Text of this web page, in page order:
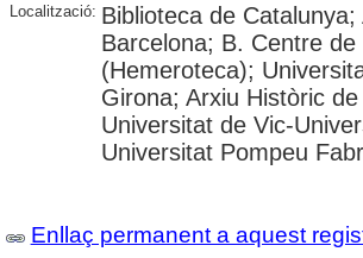
Localització: Biblioteca de
Barcelona; B. Centre
(Hemeroteca);
Girona; Arxiu Històric
Universitat de Vic-
Universitat Pompeu
Enllaç permanent a aquest